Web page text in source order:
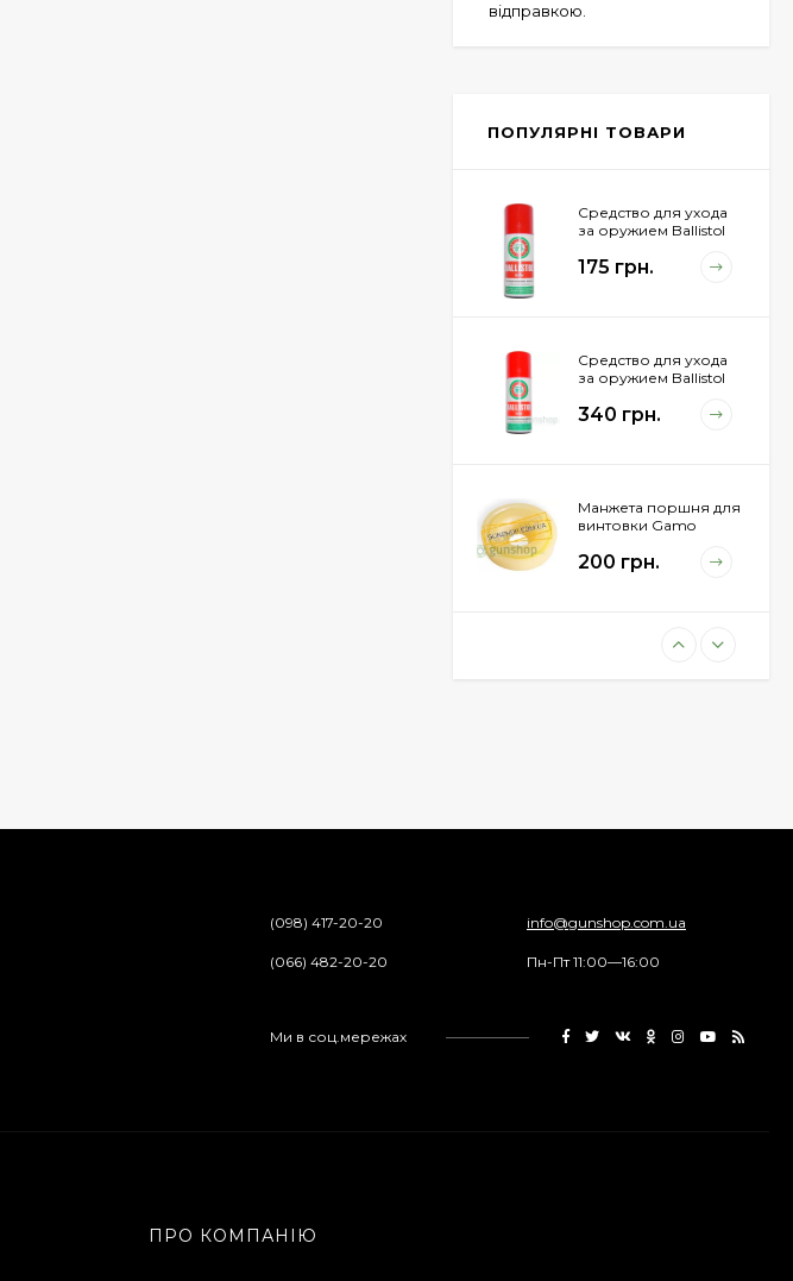
відправкою.
ПОПУЛЯРНІ ТОВАРИ
Средство для ухода
за оружием Ballistol
175 грн.
Средство для ухода
за оружием Ballistol
340 грн.
Манжета поршня для
винтовки Gamo
200 грн.
пистолет Colt Special
(098) 417-20-20
(066) 482-20-20
info@gunshop.com.ua
Пн-Пт 11:00—16:00
Ми в соц.мережах
ПРО КОМПАНІЮ